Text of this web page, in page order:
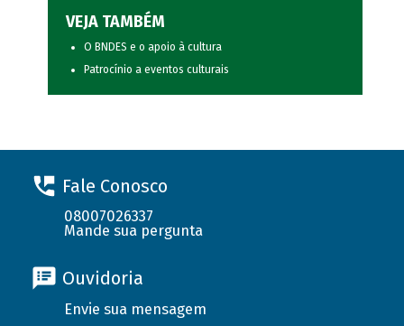
VEJA TAMBÉM
O BNDES e o apoio à cultura
Patrocínio a eventos culturais
Fale Conosco
08007026337
Mande sua pergunta
Ouvidoria
Envie sua mensagem